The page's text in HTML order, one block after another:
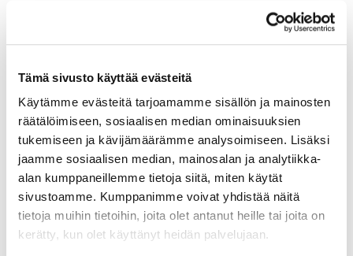
Tämä sivusto käyttää evästeitä
Käytämme evästeitä tarjoamamme sisällön ja mainosten
räätälöimiseen, sosiaalisen median ominaisuuksien
tukemiseen ja kävijämäärämme analysoimiseen. Lisäksi
jaamme sosiaalisen median, mainosalan ja analytiikka-
alan kumppaneillemme tietoja siitä, miten käytät
sivustoamme. Kumppanimme voivat yhdistää näitä
tietoja muihin tietoihin, joita olet antanut heille tai joita on
kerätty, kun olet käyttänyt heidän palvelujaan.
NP Scala ja One etusarjakiinnike H90/186 mm
laajeneva käpytappi
Grass Nova Pro (Scala ja One) -laatikon etusarjakiinnitin
laajenevalla käpytapilla 90 ja 186 mm korkealle laatikolle.
186 mm korkealle Scalan laatikolle tarvitaan myös
lisäkiinnitin G81085. Myydään kappaleittain. 100 kpl/ltk.
LUE LISÄÄ »